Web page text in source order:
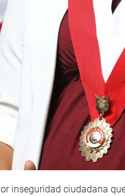
inseguridad ciudadana